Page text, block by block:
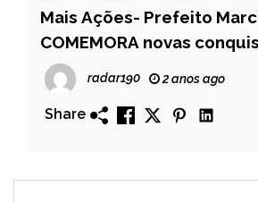
Mais Ações- Prefeito
COMEMORA novas
município de Monte Horebe
radar190 2 anos ago
Share